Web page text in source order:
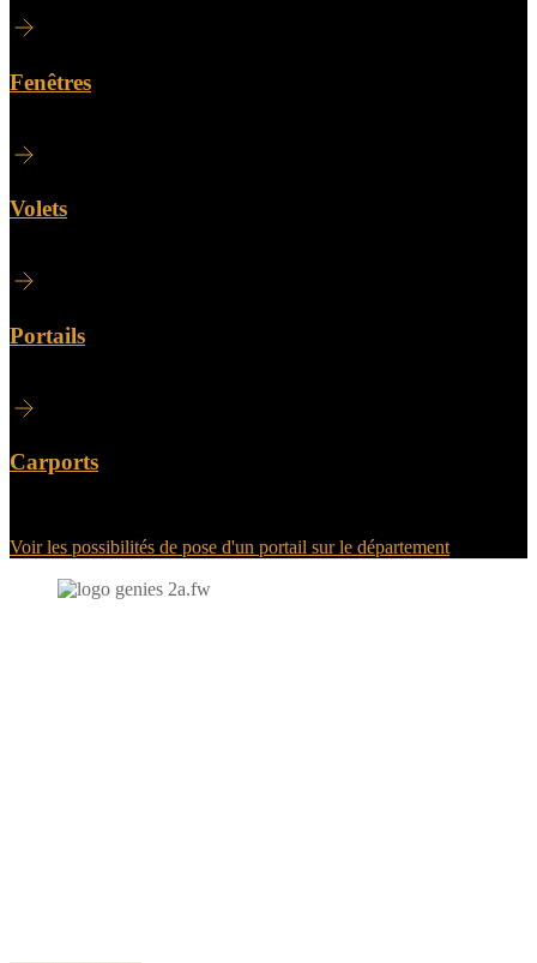
Fenêtres
Volets
Portails
Carports
Voir les possibilités de pose d'un portail sur le département